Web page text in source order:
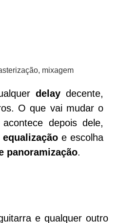
delaydecente,
O que vai mudar o
depois dele,
equalizaçãoe escolha
panoramização.
e qualquer outro